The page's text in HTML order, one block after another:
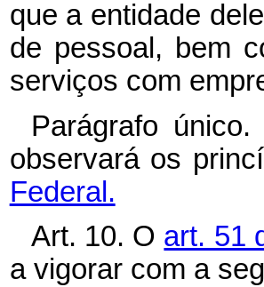
que a entidade
de pessoal, bem
serviços com
Parágrafo
observará os
Federal.
Art. 10. O art. 51
a vigorar com a